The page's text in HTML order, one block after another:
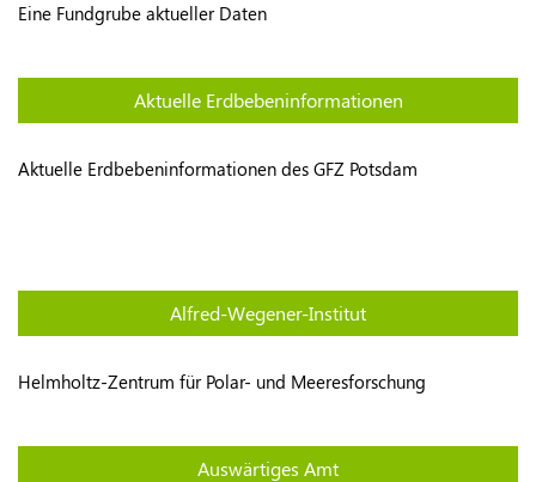
Eine Fundgrube aktueller Daten
Aktuelle Erdbebeninformationen
Aktuelle Erdbebeninformationen des GFZ Potsdam
Alfred-Wegener-Institut
Helmholtz-Zentrum für Polar- und Meeresforschung
Auswärtiges Amt